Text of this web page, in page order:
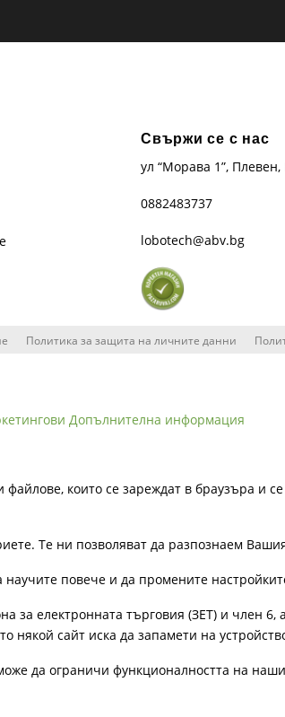
Свържи се с нас
ул “Морава 1”,
0882483737
lobotech@abv.bg
Политика за защита на личните данни
Допълнителна информация
които се зареждат в браузъра и
Те ни позволяват да разпознаем
научите повече и да промените
за електронната търговия (ЗЕТ) и член 6,
сайт иска да запамети на
да ограничи функционалността на